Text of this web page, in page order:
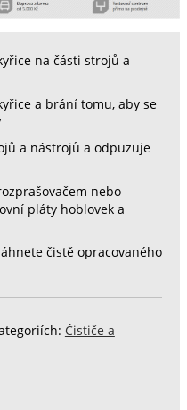
na části strojů a
a brání tomu, aby se
a nástrojů a odpuzuje
nebo
pláty hoblovek a
čistě opracovaného
Čističe a